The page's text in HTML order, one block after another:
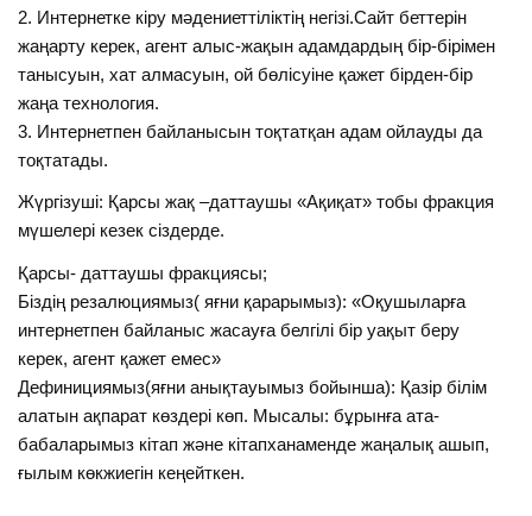
2. Интернетке кіру мәдениеттіліктің негізі.Сайт беттерін
жаңарту керек, агент алыс-жақын адамдардың бір-бірімен
танысуын, хат алмасуын, ой бөлісуіне қажет бірден-бір
жаңа технология.
3. Интернетпен байланысын тоқтатқан адам ойлауды да
тоқтатады.
Жүргізуші: Қарсы жақ –даттаушы «Ақиқат» тобы фракция
мүшелері кезек сіздерде.
Қарсы- даттаушы фракциясы;
Біздің резалюциямыз( яғни қарарымыз): «Оқушыларға
интернетпен байланыс жасауға белгілі бір уақыт беру
керек, агент қажет емес»
Дефинициямыз(яғни анықтауымыз бойынша): Қазір білім
алатын ақпарат көздері көп. Мысалы: бұрынға ата-
бабаларымыз кітап және кітапханаменде жаңалық ашып,
ғылым көкжиегін кеңейткен.